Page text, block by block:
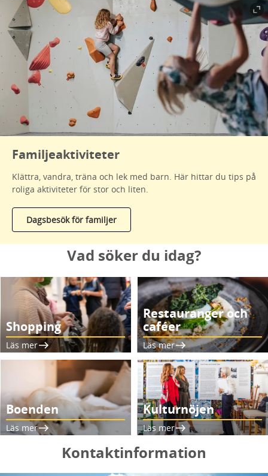
Familjeaktiviteter
Klättra, vandra, träna och lek med barn. Här hittar du tips på
roliga aktiviteter för stor och liten.
Dagsbesök för familjer
Vad söker du idag?
Shopping
Läs mer
Restauranger och
caféer
Läs mer
Boenden
Läs mer
Kulturnöjen
Läs mer
Kontaktinformation